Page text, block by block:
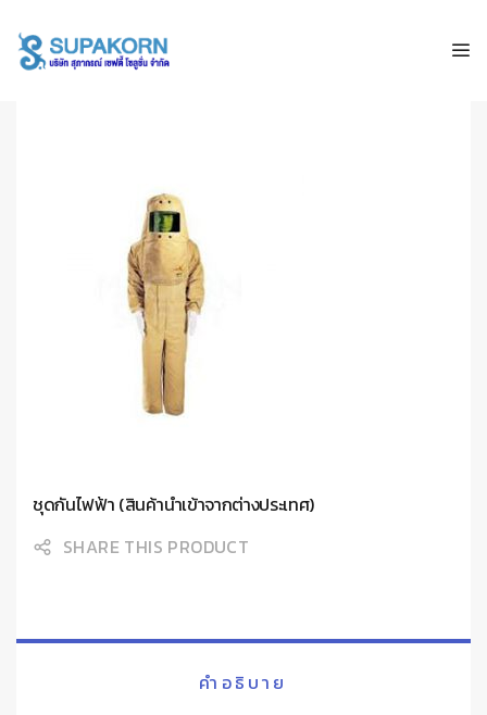
ชุดกันไฟฟ้า (สินค้านำเข้าจากต่างประเทศ)
SHARE THIS PRODUCT
คำอธิบาย